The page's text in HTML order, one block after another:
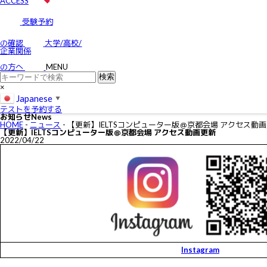
受験予約
の確認
大学/高校/
企業関係
の方へ
MENU
×
Japanese ▼
テストを予約する
お知らせNews
HOME - ニュース -
【更新】IELTSコンピューター版＠京都会場 アクセス動
【更新】IELTSコンピューター版＠京都会場 アクセス動画更新
2022/04/22
Instagram